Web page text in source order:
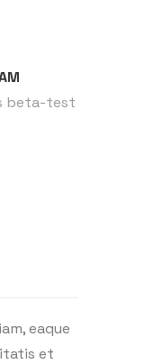
beta-test
eaque
et